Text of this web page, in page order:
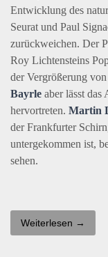
Entwicklung des
Seurat und Paul
zurückweichen. Der
Roy Lichtensteins
der Vergrößerung
Bayrle aber lässt
hervortreten. Martin
der Frankfurter
untergekommen ist,
sehen.
Weiterlesen →